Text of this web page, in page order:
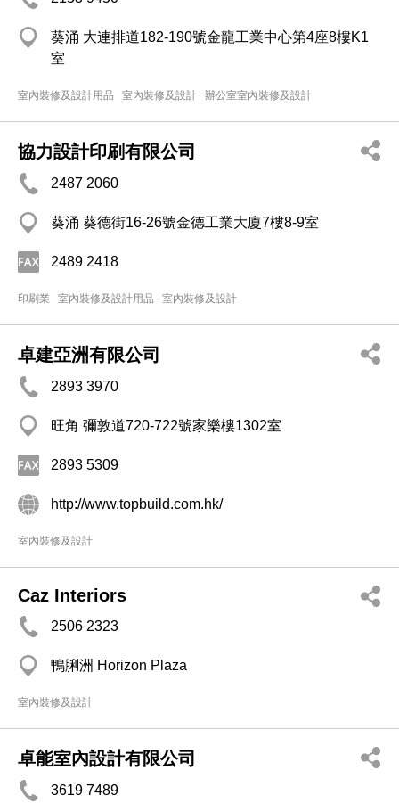
葵涌 大連排道182-190號金龍工業中心第4座8樓K1
室
室內裝修及設計用品 室內裝修及設計 辦公室室內裝修及設計
協力設計印刷有限公司
2487 2060
葵涌 葵德街16-26號金德工業大廈7樓8-9室
2489 2418
印刷業 室內裝修及設計用品 室內裝修及設計
卓建亞洲有限公司
2893 3970
旺角 彌敦道720-722號家樂樓1302室
2893 5309
http://www.topbuild.com.hk/
室內裝修及設計
Caz Interiors
2506 2323
鴨脷洲 Horizon Plaza
室內裝修及設計
卓能室內設計有限公司
3619 7489